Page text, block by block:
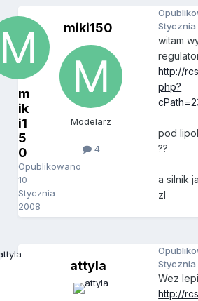
m
ik
i1
5
0
Opublikowano
10
Stycznia
2008
miki150
Modelarz
4
witam
http://
php?
pod lipol
??
a silnik
zl
attyla
Wez
http://